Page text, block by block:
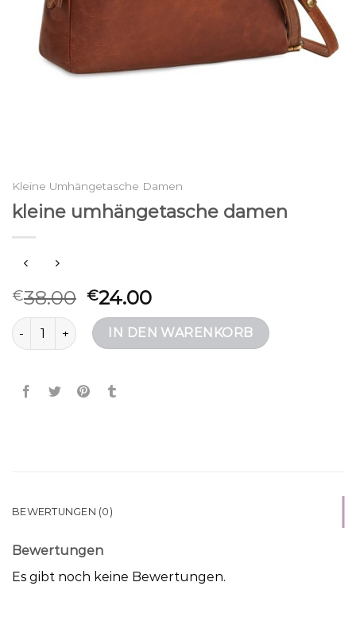
Kleine Umhängetasche Damen
kleine umhängetasche damen
€38.00 €24.00
kleine umhängetasche damen Menge
IN DEN WARENKORB
BEWERTUNGEN (0)
Bewertungen
Es gibt noch keine Bewertungen.